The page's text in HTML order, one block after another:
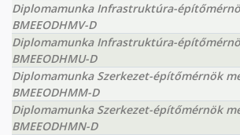
Diplomamunka Infrastruktúra-
BMEEODHMV-D
Diplomamunka Infrastruktúra-
BMEEODHMU-D
Diplomamunka Szerkezet-építőmérnök
BMEEODHMM-D
Diplomamunka Szerkezet-építőmérnök
BMEEODHMN-D